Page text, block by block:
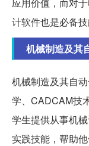
计软件也是必备技
机械制造及其
机械制造及其自
学、CADCAM技
学生提供从事机
实践技能，帮助